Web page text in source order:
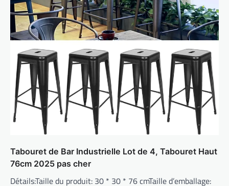
Tabouret de Bar Industrielle Lot de 4, Tabouret Haut
76cm 2025 pas cher
Détails:Taille du produit: 30 * 30 * 76 cmTaille d’emballage: